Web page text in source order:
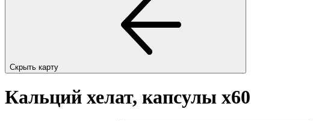
Скрыть карту
Кальций хелат, капсулы x60